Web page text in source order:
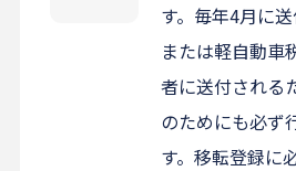
す。毎年4月に
または軽自動車
者に送付される
のためにも必ず
す。移転登録に